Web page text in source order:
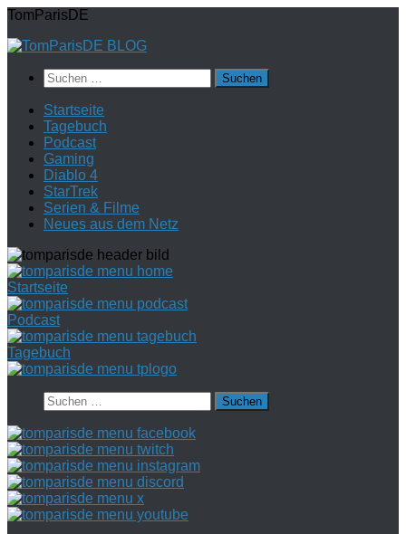
Zum
springen
TomParisDE
Suchen
nach:
Startseite
Tagebuch
Podcast
Gaming
Diablo 4
StarTrek
Serien & Filme
Neues aus dem Netz
Startseite
Podcast
Tagebuch
Suchen
nach: